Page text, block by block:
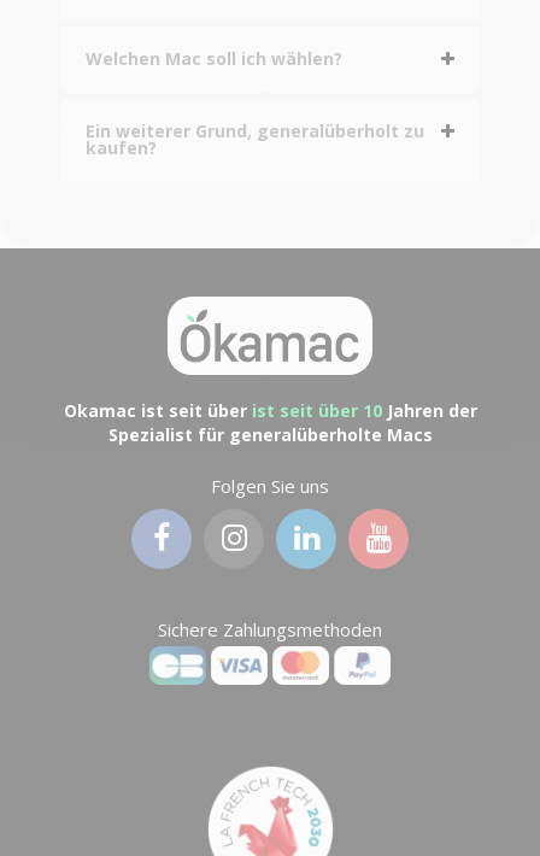
Welchen Mac soll ich wählen?
Ein weiterer Grund, generalüberholt zu
kaufen?
Okamac ist seit über ist seit über 10 Jahren der
Spezialist für generalüberholte Macs
Folgen Sie uns
Sichere Zahlungsmethoden